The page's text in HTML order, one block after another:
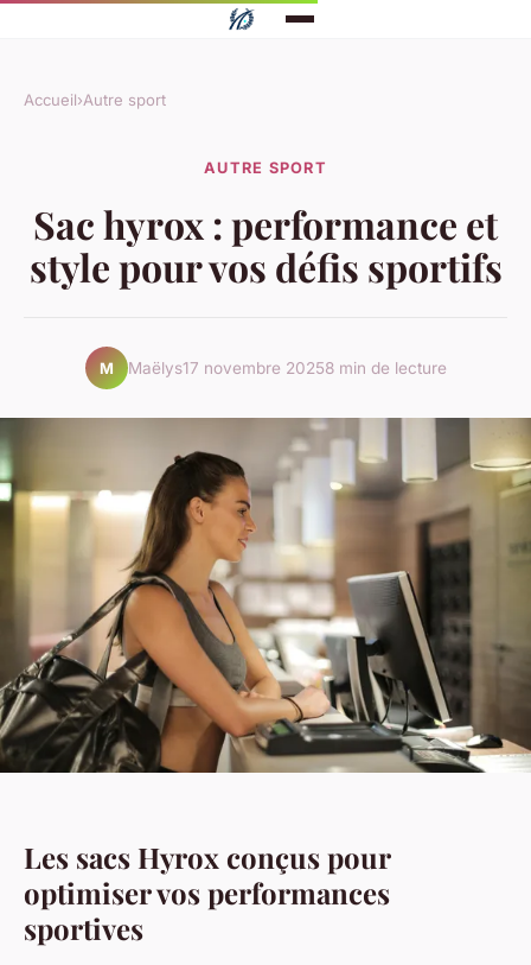
Accueil›Autre sport
AUTRE SPORT
Sac hyrox : performance et
style pour vos défis sportifs
M Maëlys17 novembre 20258 min de lecture
Les sacs Hyrox conçus pour
optimiser vos performances
sportives